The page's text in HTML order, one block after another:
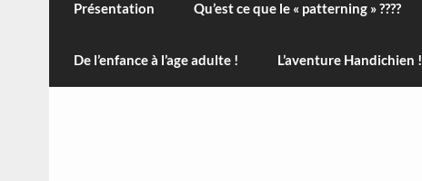
Présentation Qu’est ce que le « patterning » ????
De l’enfance à l’age adulte ! L’aventure Handichien !